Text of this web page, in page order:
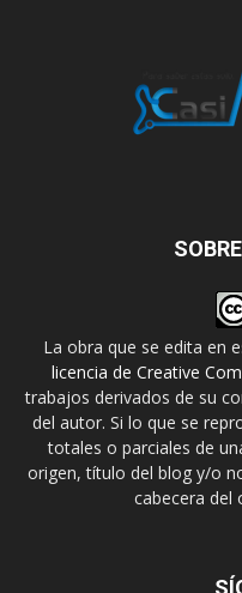
La obra que se edita en
licencia de Creative
trabajos derivados de su
del autor. Si lo que se
totales o parciales de
origen, título del blog y/o
cabecera del